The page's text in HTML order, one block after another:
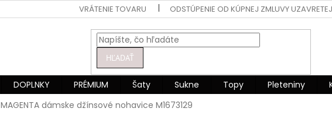
VRÁTENIE TOVARU ODSTÚPENIE OD KÚPNEJ ZMLUVY UZAVRETEJ
HĽADAŤ
DOPLNKY PRÉMIUM Šaty Sukne Topy Pleteniny
MAGENTA dámske džínsové nohavice M1673129